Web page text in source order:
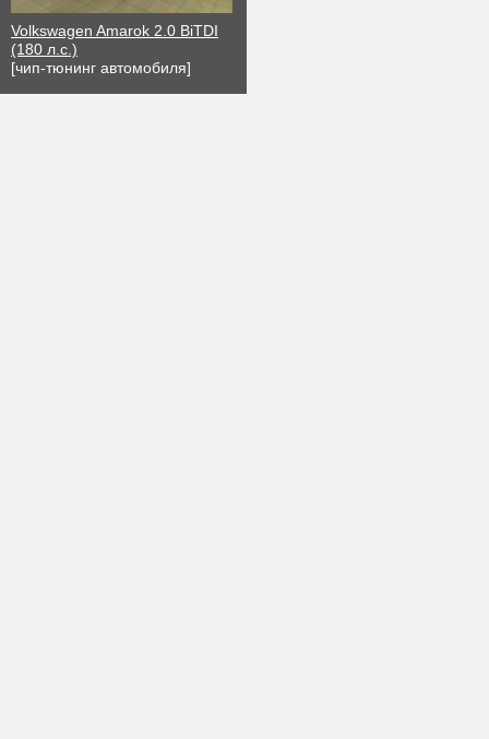
Volkswagen Amarok 2.0 BiTDI
(180 л.с.)
[чип-тюнинг автомобиля]